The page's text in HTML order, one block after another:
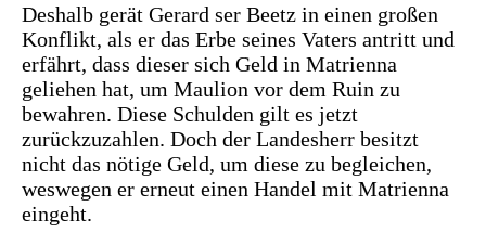
Deshalb gerät Gerard ser Beetz in einen großen
Konflikt, als er das Erbe seines Vaters antritt und
erfährt, dass dieser sich Geld in Matrienna
geliehen hat, um Maulion vor dem Ruin zu
bewahren. Diese Schulden gilt es jetzt
zurückzuzahlen. Doch der Landesherr besitzt
nicht das nötige Geld, um diese zu begleichen,
weswegen er erneut einen Handel mit Matrienna
eingeht.